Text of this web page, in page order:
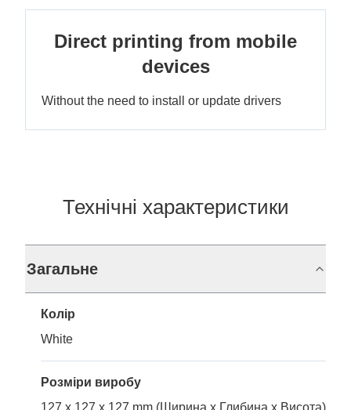
Direct printing from mobile
devices
Without the need to install or update drivers
Технічні характеристики
Загальне
Колір
White
Розміри виробу
127 x 127 x 127 mm (Ширина x Глибина x Висота)